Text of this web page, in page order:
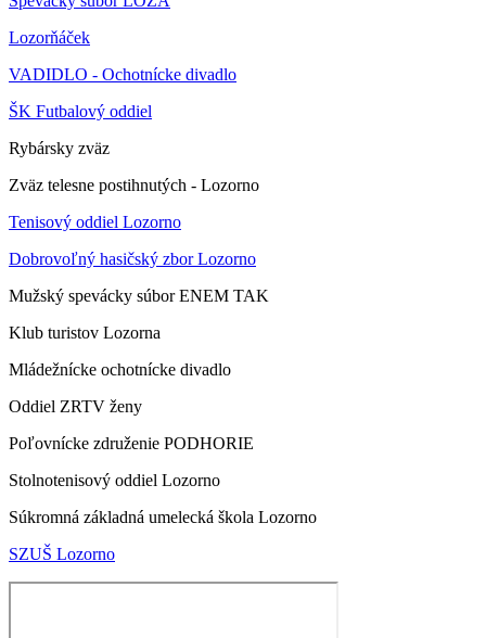
Lozorňáček
VADIDLO - Ochotnícke divadlo
ŠK Futbalový oddiel
Rybársky zväz
Zväz telesne postihnutých - Lozorno
Tenisový oddiel Lozorno
Dobrovoľný hasičský zbor Lozorno
Mužský spevácky súbor ENEM TAK
Klub turistov Lozorna
Mládežnícke ochotnícke divadlo
Oddiel ZRTV ženy
Poľovnícke združenie PODHORIE
Stolnotenisový oddiel Lozorno
Súkromná základná umelecká škola Lozorno
SZUŠ Lozorno